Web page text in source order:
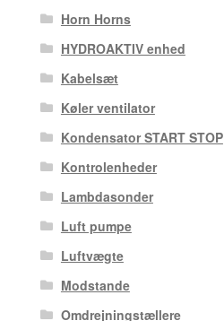
Horn Horns
HYDROAKTIV enhed
Kabelsæt
Køler ventilator
Kondensator START STOP
Kontrolenheder
Lambdasonder
Luft pumpe
Luftvægte
Modstande
Omdrejningstællere